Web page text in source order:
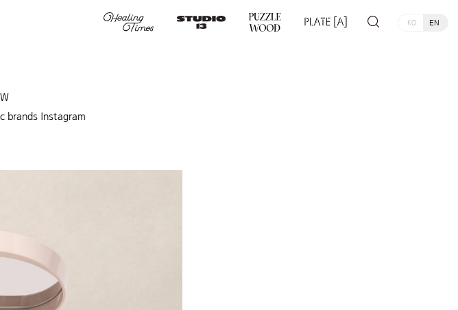
KO EN
brands Instagram